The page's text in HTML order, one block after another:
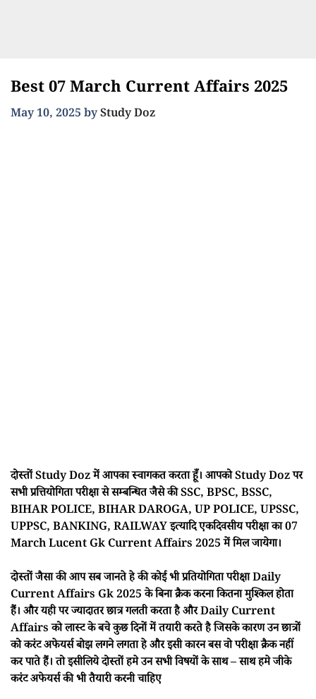
Best 07 March Current Affairs 2025
May 10, 2025 byStudy Doz
दोस्तों Study Doz में आपका स्वागकत करता हूँ। आपको Study Doz पर
सभी प्रत्तियोगिता परीक्षा से सम्बन्धित जैसे की SSC, BPSC, BSSC,
BIHAR POLICE, BIHAR DAROGA, UP POLICE, UPSSC,
UPPSC, BANKING, RAILWAY इत्यादि एकदिवसीय परीक्षा का 07
March Lucent Gk Current Affairs 2025 में मिल जायेगा।
दोस्तों जैसा की आप सब जानते हे की कोई भी प्रतियोगिता परीक्षा Daily
Current Affairs Gk 2025 के बिना क्रैक करना कितना मुश्किल होता
हैं। और यही पर ज्यादातर छात्र गलती करता है और Daily Current
Affairs को लास्ट के बचे कुछ दिनों में तयारी करते है जिसके कारण उन छात्रों
को करंट अफेयर्स बोझ लगने लगता हे और इसी कारन बस वो परीक्षा क्रैक नहीं
कर पाते हैं। तो इसीलिये दोस्तों हमे उन सभी विषयों के साथ – साथ हमे जीके
करंट अफेयर्स की भी तैयारी करनी चाहिए